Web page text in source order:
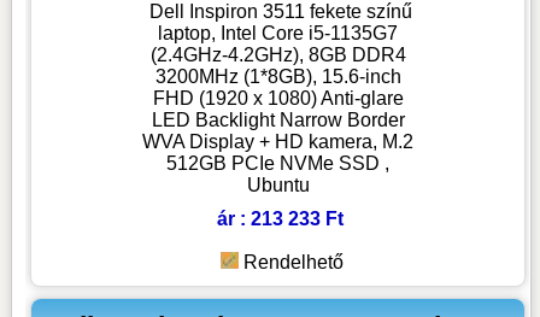
Dell Inspiron 3511 fekete színű
laptop, Intel Core i5-1135G7
(2.4GHz-4.2GHz), 8GB DDR4
3200MHz (1*8GB), 15.6-inch
FHD (1920 x 1080) Anti-glare
LED Backlight Narrow Border
WVA Display + HD kamera, M.2
512GB PCIe NVMe SSD ,
Ubuntu
ár : 213 233 Ft
Rendelhető